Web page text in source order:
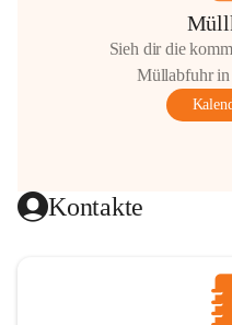
Sieh dir die
Müllabfuhr in
Kontakte